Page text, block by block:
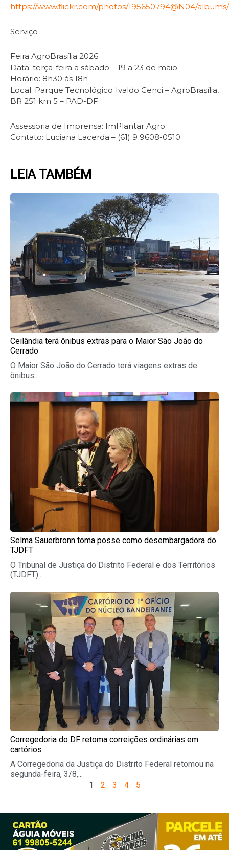
https://www.flickr.com/photos/195650794@N04/albums/
Serviço
Feira AgroBrasília 2026
Data: terça-feira a sábado – 19 a 23 de maio
Horário: 8h30 às 18h
Local: Parque Tecnológico Ivaldo Cenci – AgroBrasília,
BR 251 km 5 – PAD-DF
Assessoria de Imprensa: ImPlantar Agro
Contato: Luciana Lacerda – (61) 9 9608-0510
LEIA TAMBÉM
Ceilândia terá ônibus extras para o Maior São João do
Cerrado
O Maior São João do Cerrado terá viagens extras de
ônibus...
Selma Sauerbronn toma posse como desembargadora do
TJDFT
O Tribunal de Justiça do Distrito Federal e dos Territórios
(TJDFT)...
Corregedoria do DF retoma correições ordinárias em
cartórios
A Corregedoria da Justiça do Distrito Federal retomou na
segunda-feira, 3/8,...
Page
1
Page
2
Page
3
Page
4
Page
5